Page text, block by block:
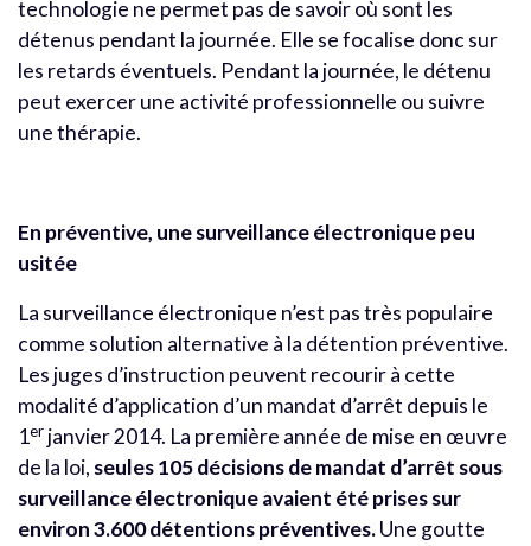
technologie ne permet pas de savoir où sont les
détenus pendant la journée. Elle se focalise donc sur
les retards éventuels. Pendant la journée, le détenu
peut exercer une activité professionnelle ou suivre
une thérapie.
En préventive, une surveillance électronique peu
usitée
La surveillance électronique n’est pas très populaire
comme solution alternative à la détention préventive.
Les juges d’instruction peuvent recourir à cette
modalité d’application d’un mandat d’arrêt depuis le
1er janvier 2014. La première année de mise en œuvre
de la loi, seules 105 décisions de mandat d’arrêt sous
surveillance électronique avaient été prises sur
environ 3.600 détentions préventives.Une goutte